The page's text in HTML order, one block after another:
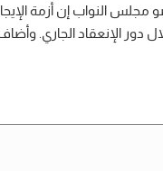
النواب إن أزمة
دور الإنعقاد الجاري.